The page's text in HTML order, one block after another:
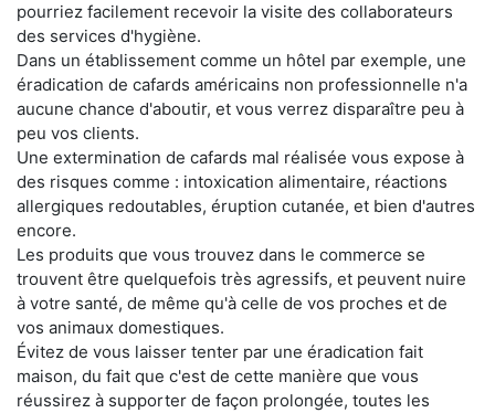
pourriez facilement recevoir la visite des collaborateurs
des services d'hygiène.
Dans un établissement comme un hôtel par exemple, une
éradication de cafards américains non professionnelle n'a
aucune chance d'aboutir, et vous verrez disparaître peu à
peu vos clients.
Une extermination de cafards mal réalisée vous expose à
des risques comme : intoxication alimentaire, réactions
allergiques redoutables, éruption cutanée, et bien d'autres
encore.
Les produits que vous trouvez dans le commerce se
trouvent être quelquefois très agressifs, et peuvent nuire
à votre santé, de même qu'à celle de vos proches et de
vos animaux domestiques.
Évitez de vous laisser tenter par une éradication fait
maison, du fait que c'est de cette manière que vous
réussirez à supporter de façon prolongée, toutes les